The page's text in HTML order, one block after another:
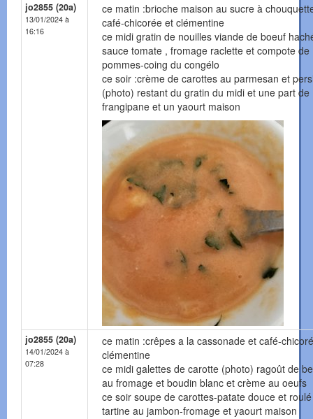
jo2855 (20a)
13/01/2024 à
16:16
ce matin :brioche maison au sucre à
café-chicorée et clémentine
ce midi gratin de nouilles viande de boeuf
sauce tomate , fromage raclette et compote de
pommes-coing du congélo
ce soir :crème de carottes au parmesan et
(photo) restant du gratin du midi et une part de
frangipane et un yaourt maison
jo2855 (20a)
14/01/2024 à
07:28
ce matin :crêpes a la cassonade et café-
clémentine
ce midi galettes de carotte (photo) ragoût de
au fromage et boudin blanc et crème au oeufs
ce soir soupe de carottes-patate douce et
tartine au jambon-fromage et yaourt maison